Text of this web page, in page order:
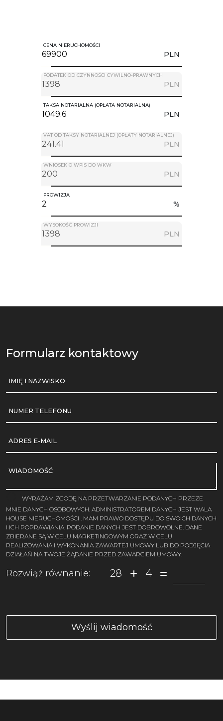
CENA NIERUCHOMOŚCI
PLN
PODATEK OD CZYNNOŚCI CYWILNO-PRAWNYCH
PLN
TAKSA NOTARIALNA (OPŁATA NOTARIALNA)
PLN
VAT OD TAKSY NOTARIALNEJ (OPŁATY NOTARIALNEJ)
PLN
WNIOSEK O WPIS DO WKW
PLN
PROWIZJA
%
WYSOKOŚĆ PROWIZJI
PLN
Formularz kontaktowy
IMIĘ I NAZWISKO
NUMER TELEFONU
ADRES E-MAIL
WIADOMOŚĆ
WYRAŻAM ZGODĘ NA PRZETWARZANIE PODANYCH PRZEZE
MNIE DANYCH OSOBOWYCH. ADMINISTRATOREM DANYCH JEST WALA
HOUSE NIERUCHOMOŚCI . MAM PRAWO DOSTĘPU DO SWOICH DANYCH
I ICH POPRAWIANIA. PODANIE DANYCH JEST DOBROWOLNE. DANE
ZBIERANE SĄ W CELU MARKETINGOWYM ORAZ W CELU
REALIZOWANIA I WYKONANIA ZAWARTEJ UMOWY LUB DO PODJĘCIA
DZIAŁAŃ NA TWOJE ŻĄDANIE PRZED ZAWARCIEM UMOWY.
Rozwiąż równanie: 28 4